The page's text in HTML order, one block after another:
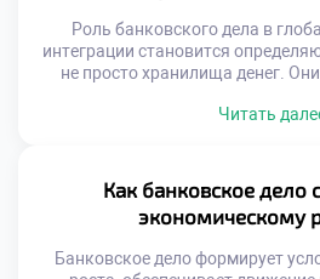
Роль банковского дела в
интеграции становится
не просто хранилища денег.
предпринимателей в единую
Финансовая интеграция
перемещение средств,
взаимопонимание
Читать
Как банковское дело
экономическому
Банковское дело формирует